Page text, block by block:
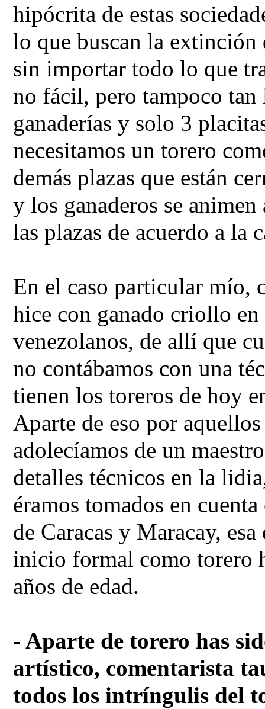
hipócrita de estas
lo que buscan la
sin importar todo lo que
no fácil, pero tampoco
ganaderías y solo 3
necesitamos un torero
demás plazas que están
y los ganaderos se
las plazas de acuerdo a la
En el caso particular mío,
hice con ganado criollo en
venezolanos, de allí que
no contábamos con una
tienen los toreros de hoy
Aparte de eso por
adolecíamos de un
detalles técnicos en la
éramos tomados en
de Caracas y Maracay,
inicio formal como torero
años de edad.
- Aparte de torero has
artístico, comentarista
todos los intríngulis del